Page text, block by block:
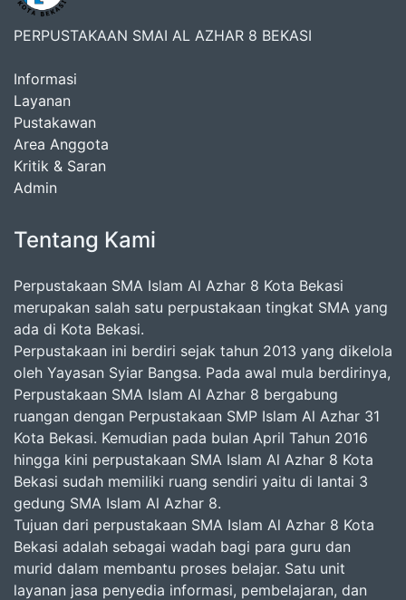
PERPUSTAKAAN SMAI AL AZHAR 8 BEKASI
Informasi
Layanan
Pustakawan
Area Anggota
Kritik & Saran
Admin
Tentang Kami
Perpustakaan SMA Islam Al Azhar 8 Kota Bekasi
merupakan salah satu perpustakaan tingkat SMA yang
ada di Kota Bekasi.
Perpustakaan ini berdiri sejak tahun 2013 yang dikelola
oleh Yayasan Syiar Bangsa. Pada awal mula berdirinya,
Perpustakaan SMA Islam Al Azhar 8 bergabung
ruangan dengan Perpustakaan SMP Islam Al Azhar 31
Kota Bekasi. Kemudian pada bulan April Tahun 2016
hingga kini perpustakaan SMA Islam Al Azhar 8 Kota
Bekasi sudah memiliki ruang sendiri yaitu di lantai 3
gedung SMA Islam Al Azhar 8.
Tujuan dari perpustakaan SMA Islam Al Azhar 8 Kota
Bekasi adalah sebagai wadah bagi para guru dan
murid dalam membantu proses belajar. Satu unit
layanan jasa penyedia informasi, pembelajaran, dan